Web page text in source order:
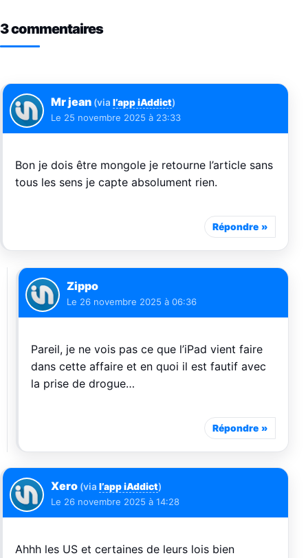
3 commentaires
Mr jean (via l’app iAddict)
Le 25 novembre 2025 à 23:33
Bon je dois être mongole je retourne l’article sans
tous les sens je capte absolument rien.
Répondre
Zippo
Le 26 novembre 2025 à 06:36
Pareil, je ne vois pas ce que l’iPad vient faire
dans cette affaire et en quoi il est fautif avec
la prise de drogue…
Répondre
Xero (via l’app iAddict)
Le 26 novembre 2025 à 14:28
Ahhh les US et certaines de leurs lois bien